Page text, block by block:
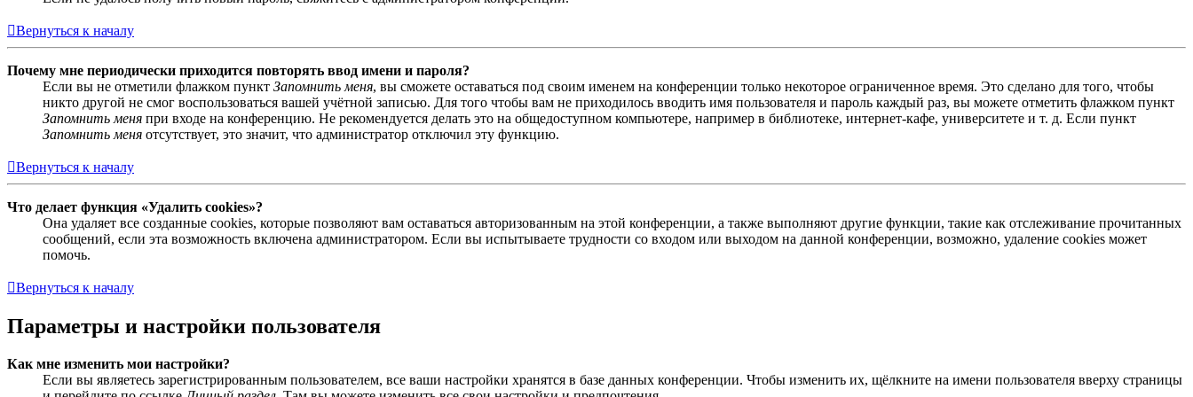
Вернуться к началу
Почему мне периодически приходится повторять ввод имени и пароля?
Если вы не отметили флажком пункт Запомнить меня, вы сможете оставаться под своим именем на конференции только некоторое ограниченное время. Это сделано для того, чтобы
никто другой не смог воспользоваться вашей учётной записью. Для того чтобы вам не приходилось вводить имя пользователя и пароль каждый раз, вы можете отметить флажком пункт
Запомнить меня при входе на конференцию. Не рекомендуется делать это на общедоступном компьютере, например в библиотеке, интернет-кафе, университете и т. д. Если пункт
Запомнить меня отсутствует, это значит, что администратор отключил эту функцию.
Вернуться к началу
Что делает функция «Удалить cookies»?
Она удаляет все созданные cookies, которые позволяют вам оставаться авторизованным на этой конференции, а также выполняют другие функции, такие как отслеживание прочитанных
сообщений, если эта возможность включена администратором. Если вы испытываете трудности со входом или выходом на данной конференции, возможно, удаление cookies может
помочь.
Вернуться к началу
Параметры и настройки пользователя
Как мне изменить мои настройки?
Если вы являетесь зарегистрированным пользователем, все ваши настройки хранятся в базе данных конференции. Чтобы изменить их, щёлкните на имени пользователя вверху страницы